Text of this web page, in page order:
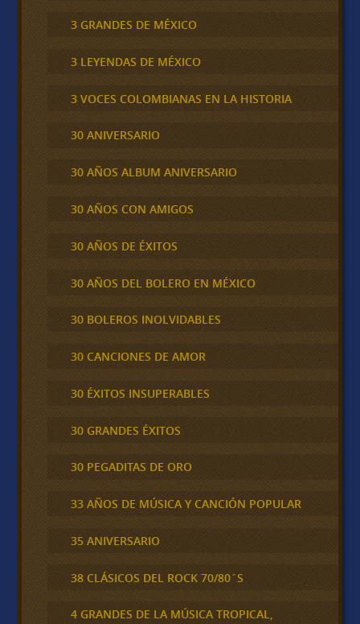
3 GRANDES DE MÉXICO
3 LEYENDAS DE MÉXICO
3 VOCES COLOMBIANAS EN LA HISTORIA
30 ANIVERSARIO
30 AÑOS ALBUM ANIVERSARIO
30 AÑOS CON AMIGOS
30 AÑOS DE ÉXITOS
30 AÑOS DEL BOLERO EN MÉXICO
30 BOLEROS INOLVIDABLES
30 CANCIONES DE AMOR
30 ÉXITOS INSUPERABLES
30 GRANDES ÉXITOS
30 PEGADITAS DE ORO
33 AÑOS DE MÚSICA Y CANCIÓN POPULAR
35 ANIVERSARIO
38 CLÁSICOS DEL ROCK 70/80´S
4 GRANDES DE LA MÚSICA TROPICAL,